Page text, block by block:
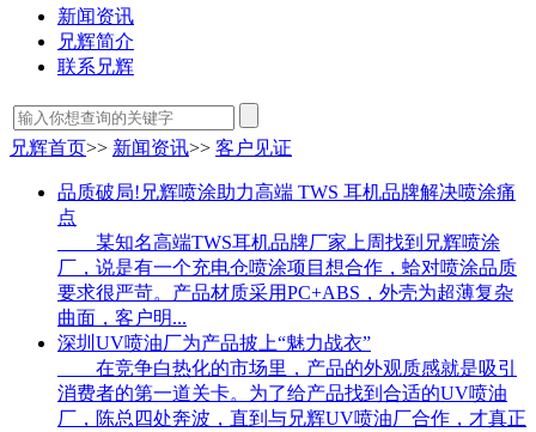
新闻资讯
兄辉简介
联系兄辉
兄辉首页>> 新闻资讯>> 客户见证
品质破局!兄辉喷涂助力高端 TWS 耳机品牌解决喷涂痛
点
某知名高端TWS耳机品牌厂家上周找到兄辉喷涂
厂，说是有一个充电仓喷涂项目想合作，蛤对喷涂品质
要求很严苛。产品材质采用PC+ABS，外壳为超薄复杂
曲面，客户明...
深圳UV喷油厂为产品披上“魅力战衣”
在竞争白热化的市场里，产品的外观质感就是吸引
消费者的第一道关卡。为了给产品找到合适的UV喷油
厂，陈总四处奔波，直到与兄辉UV喷油厂合作，才真正